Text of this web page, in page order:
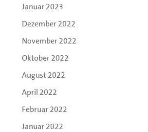
Januar 2023
Dezember 2022
November 2022
Oktober 2022
August 2022
April 2022
Februar 2022
Januar 2022